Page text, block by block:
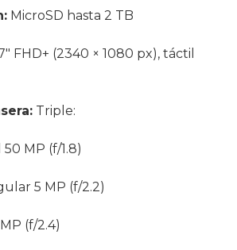
MicroSD hasta 2 TB
FHD+ (2340 × 1080 px), táctil
Triple:
MP (f/1.8)
5 MP (f/2.2)
(f/2.4)